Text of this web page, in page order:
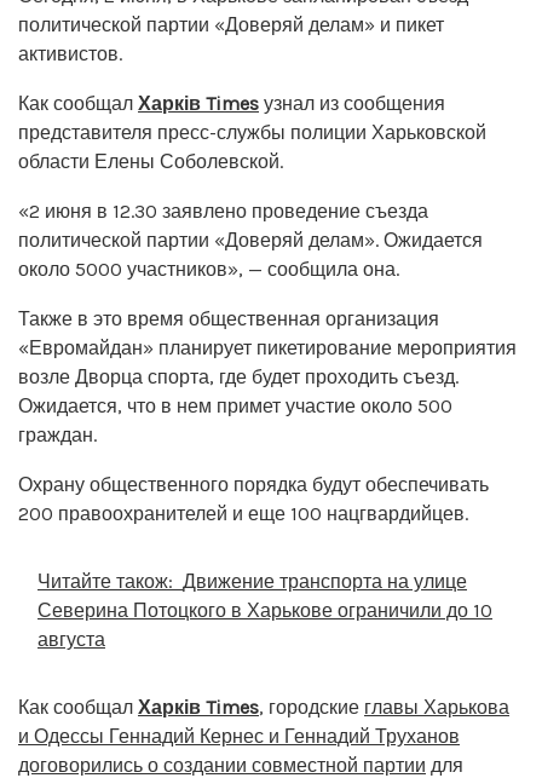
политической партии «Доверяй делам» и пикет
активистов.
Как сообщал Харків Times узнал из сообщения
представителя пресс-службы полиции Харьковской
области Елены Соболевской.
«2 июня в 12.30 заявлено проведение съезда
политической партии «Доверяй делам». Ожидается
около 5000 участников», — сообщила она.
Также в это время общественная организация
«Евромайдан» планирует пикетирование мероприятия
возле Дворца спорта, где будет проходить съезд.
Ожидается, что в нем примет участие около 500
граждан.
Охрану общественного порядка будут обеспечивать
200 правоохранителей и еще 100 нацгвардийцев.
Читайте також: Движение транспорта на улице
Северина Потоцкого в Харькове ограничили до 10
августа
Как сообщал Харків Times, городские главы Харькова
и Одессы Геннадий Кернес и Геннадий Труханов
договорились о создании совместной партии для